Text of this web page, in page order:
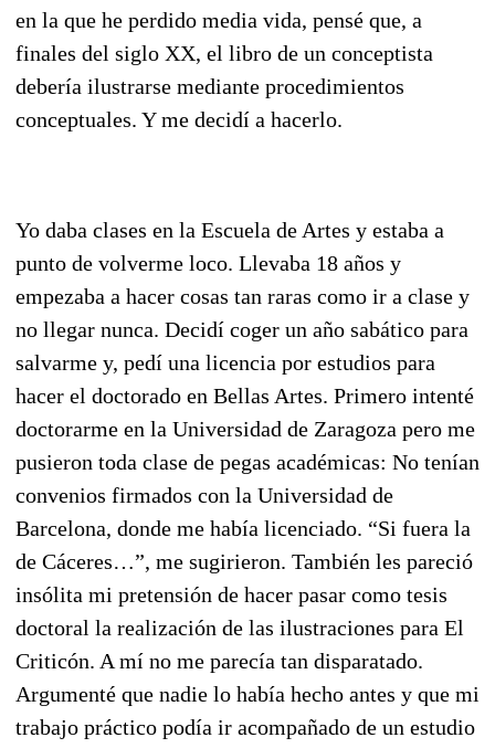
en la que he perdido media vida, pensé que, a
finales del siglo XX, el libro de un conceptista
debería ilustrarse mediante procedimientos
conceptuales. Y me decidí a hacerlo.
Yo daba clases en la Escuela de Artes y estaba a
punto de volverme loco. Llevaba 18 años y
empezaba a hacer cosas tan raras como ir a clase y
no llegar nunca. Decidí coger un año sabático para
salvarme y, pedí una licencia por estudios para
hacer el doctorado en Bellas Artes. Primero intenté
doctorarme en la Universidad de Zaragoza pero me
pusieron toda clase de pegas académicas: No tenían
convenios firmados con la Universidad de
Barcelona, donde me había licenciado. “Si fuera la
de Cáceres…”, me sugirieron. También les pareció
insólita mi pretensión de hacer pasar como tesis
doctoral la realización de las ilustraciones para El
Criticón. A mí no me parecía tan disparatado.
Argumenté que nadie lo había hecho antes y que mi
trabajo práctico podía ir acompañado de un estudio